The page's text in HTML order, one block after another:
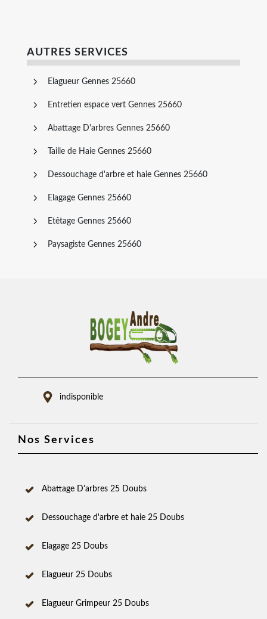
AUTRES SERVICES
Elagueur Gennes 25660
Entretien espace vert Gennes 25660
Abattage D'arbres Gennes 25660
Taille de Haie Gennes 25660
Dessouchage d'arbre et haie Gennes 25660
Elagage Gennes 25660
Etêtage Gennes 25660
Paysagiste Gennes 25660
indisponible
Nos Services
Abattage D'arbres 25 Doubs
Dessouchage d'arbre et haie 25 Doubs
Elagage 25 Doubs
Elagueur 25 Doubs
Elagueur Grimpeur 25 Doubs